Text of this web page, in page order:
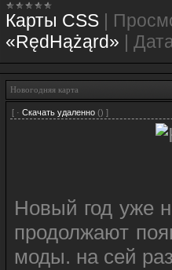
Карты CSS
«RędHążąrd»
Новогодняя карта
[ · Скачать удаленно () ]
Новый год уже
продолжают
моды. на сей